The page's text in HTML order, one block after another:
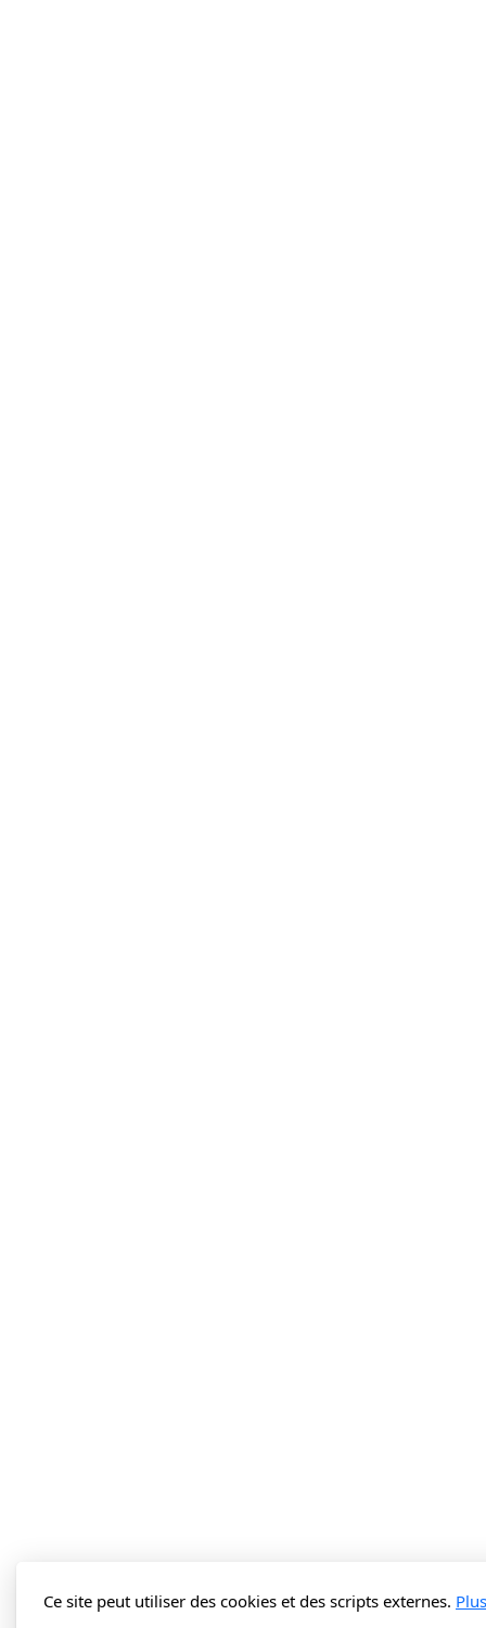
Ce site peut utiliser des cookies et des scripts externes.